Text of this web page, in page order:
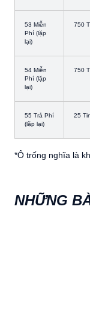
53 Miễn
Phí (lặp
lại)
750
54 Miễn
Phí (lặp
lại)
750
55 Trả Phí
(lặp lại)
25
*Ô trống nghĩa là
NHỮNG